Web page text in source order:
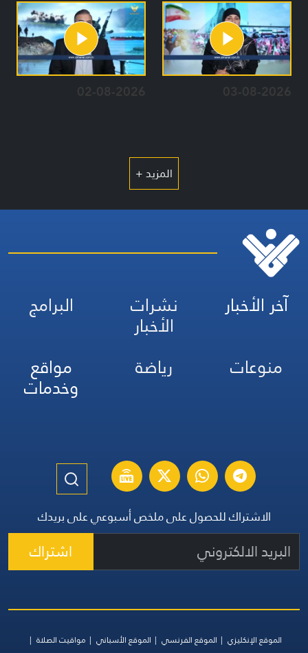
03-08-2026
02-08-2026
المزيد +
آخر الأخبار نشرات
الأخبار
البرامج
منوعات
رياضة مواقع
وخدمات
الاشتراك للحصول على ملخص أسبوعي على بريدك
اشتراك
الموقع الإنكليزي الموقع الفرنسي الموقع الأسباني
مواقيت الصلاة